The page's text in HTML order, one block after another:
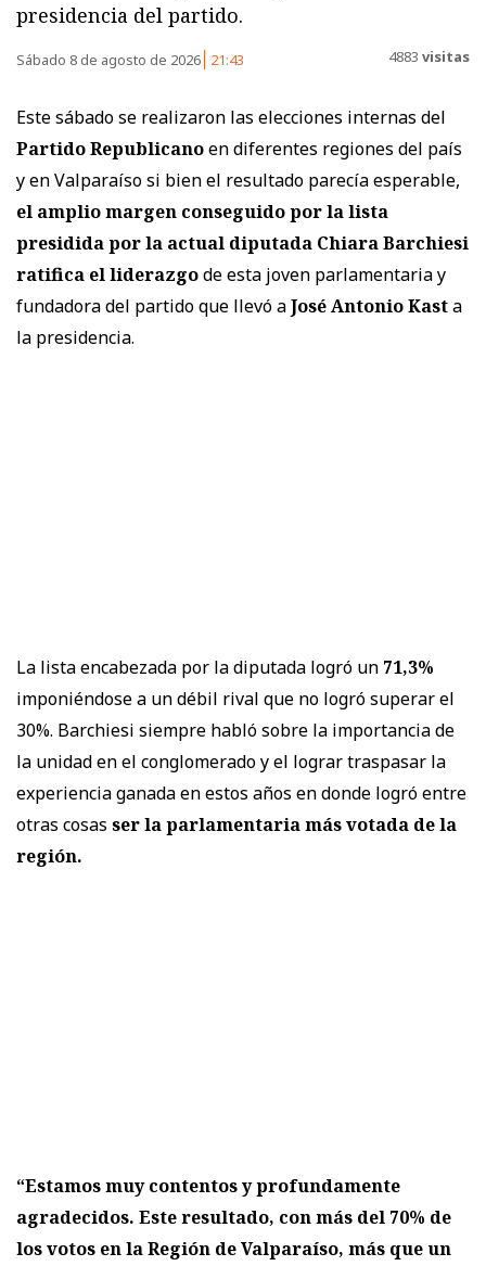
presidencia del partido.
Sábado 8 de agosto de 2026 21:43 4883 visitas
Este sábado se realizaron las elecciones internas del
Partido Republicanoen diferentes regiones del país
y en Valparaíso si bien el resultado parecía esperable,
el amplio margen conseguido por la lista
presidida por la actual diputada Chiara Barchiesi
ratifica el liderazgode esta joven parlamentaria y
fundadora del partido que llevó aJosé Antonio Kasta
la presidencia.
La lista encabezada por la diputada logró un 71,3%
imponiéndose a un débil rival que no logró superar el
30%. Barchiesi siempre habló sobre la importancia de
la unidad en el conglomerado y el lograr traspasar la
experiencia ganada en estos años en donde logró entre
otras cosas ser la parlamentaria más votada de la
región.
“Estamos muy contentos y profundamente
agradecidos. Este resultado, con más del 70% de
los votos en la Región de Valparaíso, más que un